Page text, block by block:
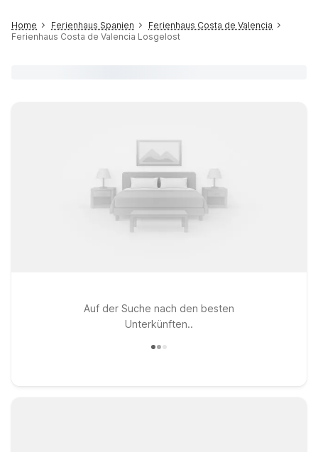
Home Ferienhaus Spanien
Ferienhaus Costa de Valencia
Ferienhaus Costa de Valencia Losgelost
Auf der Suche nach den besten
Unterkünften..